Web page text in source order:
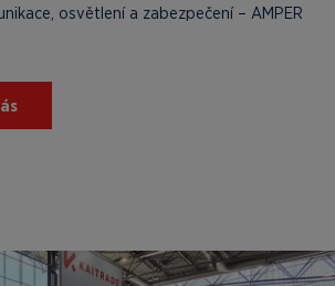
osvětlení a zabezpečení – AMPER